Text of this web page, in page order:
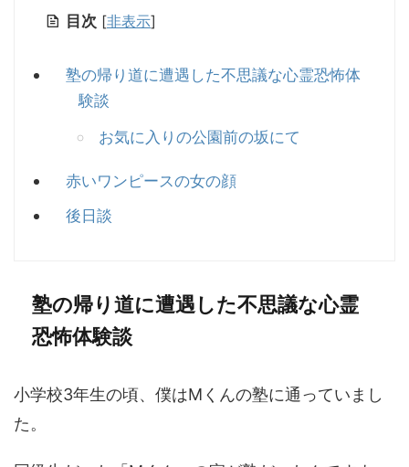
目次 [非表示]
塾の帰り道に遭遇した不思議な心霊恐怖体
験談
お気に入りの公園前の坂にて
赤いワンピースの女の顔
後日談
塾の帰り道に遭遇した不思議な心霊
恐怖体験談
小学校3年生の頃、僕はMくんの塾に通っていまし
た。